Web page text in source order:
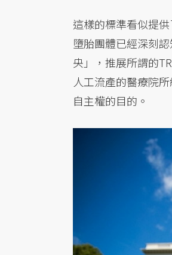
這樣的標準看似提
墮胎團體已經深刻
央」，推展所謂的
人工流產的醫療院
自主權的目的。